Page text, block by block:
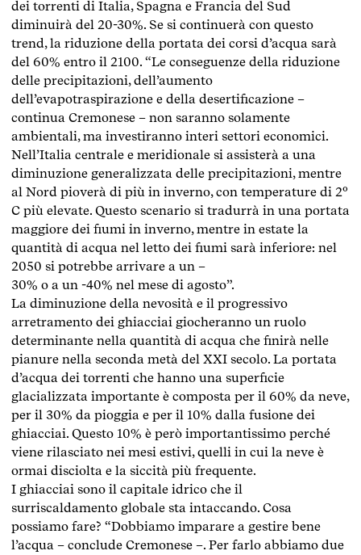
dei torrenti di Italia, Spagna e Francia del Sud
diminuirà del 20-30%. Se si continuerà con questo
trend, la riduzione della portata dei corsi d’acqua sarà
del 60% entro il 2100. “Le conseguenze della riduzione
delle precipitazioni, dell’aumento
dell’evapotraspirazione e della desertificazione –
continua Cremonese – non saranno solamente
ambientali, ma investiranno interi settori economici.
Nell’Italia centrale e meridionale si assisterà a una
diminuzione generalizzata delle precipitazioni, mentre
al Nord pioverà di più in inverno, con temperature di 2°
C più elevate. Questo scenario si tradurrà in una portata
maggiore dei fiumi in inverno, mentre in estate la
quantità di acqua nel letto dei fiumi sarà inferiore: nel
2050 si potrebbe arrivare a un –
30% o a un -40% nel mese di agosto”.
La diminuzione della nevosità e il progressivo
arretramento dei ghiacciai giocheranno un ruolo
determinante nella quantità di acqua che finirà nelle
pianure nella seconda metà del XXI secolo. La portata
d’acqua dei torrenti che hanno una superficie
glacializzata importante è composta per il 60% da neve,
per il 30% da pioggia e per il 10% dalla fusione dei
ghiacciai. Questo 10% è però importantissimo perché
viene rilasciato nei mesi estivi, quelli in cui la neve è
ormai disciolta e la siccità più frequente.
I ghiacciai sono il capitale idrico che il
surriscaldamento globale sta intaccando. Cosa
possiamo fare? “Dobbiamo imparare a gestire bene
l’acqua – conclude Cremonese –. Per farlo abbiamo due